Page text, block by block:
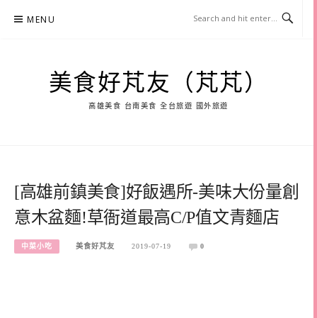
MENU
美食好芃友（芃芃）
高雄美食 台南美食 全台旅遊 國外旅遊
[高雄前鎮美食]好飯遇所-美味大份量創
意木盆麵!草衙道最高C/P值文青麵店
中菜小吃 美食好芃友 2019-07-19 0